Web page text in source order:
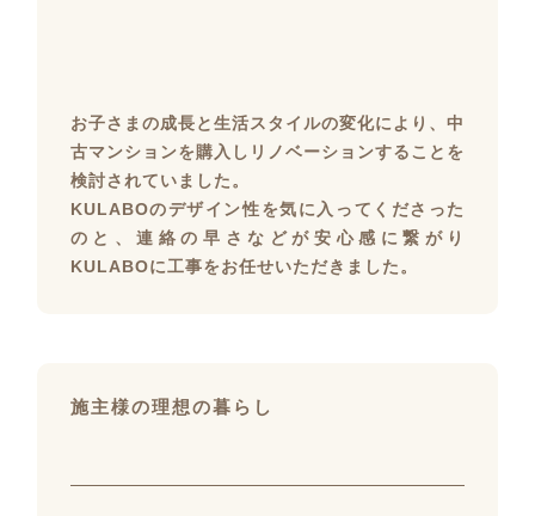
お子さまの成長と生活スタイルの変化により、中
古マンションを購入しリノベーションすることを
検討されていました。
KULABOのデザイン性を気に入ってくださった
のと、連絡の早さなどが安心感に繋がり
KULABOに工事をお任せいただきました。
施主様の理想の暮らし